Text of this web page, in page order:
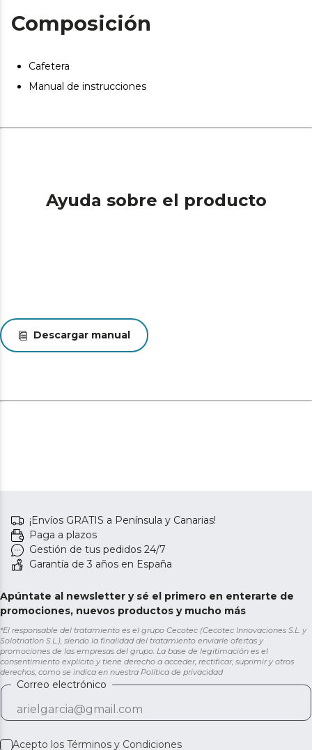
Composición
Cafetera
Manual de instrucciones
Ayuda sobre el producto
Descargar manual
¡Envíos GRATIS a Península y Canarias!
Paga a plazos
Gestión de tus pedidos 24/7
Garantía de 3 años en España
Apúntate al newsletter y sé el primero en enterarte de
promociones, nuevos productos y mucho más
*El responsable del tratamiento es el grupo Cecotec (Cecotec Innovaciones S.L. y
Solotriatlon S.L.), siendo la finalidad del tratamiento enviarle ofertas y
promociones de las empresas del grupo. La base de legitimación es el
consentimiento explícito y tiene derecho a acceder, rectificar, suprimir y otros
derechos, como se indica en nuestra Política de privacidad
Correo electrónico
Acepto los Términos y Condiciones